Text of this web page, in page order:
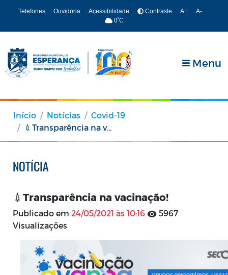
Telefones Ouvidoria Acessibilidade Contraste A+
A-
0ºC
Menu
Início Notícias
Covid-19
💉Transparência na vacinação!
NOTÍCIA
💉Transparência na vacinação!
Publicado em 24/05/2021 às 10:16
5967
Visualizações